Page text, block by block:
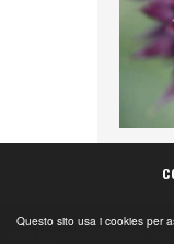
Questo sito usa i cookies per